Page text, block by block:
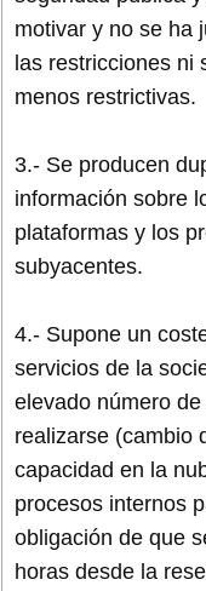
motivar y no se ha
las restricciones ni
menos restrictivas.
3.- Se producen
información sobre
plataformas y los
subyacentes.
4.- Supone un
servicios de la
elevado número
realizarse (cambio
capacidad en la
procesos internos
obligación de que
horas desde la